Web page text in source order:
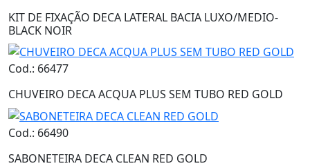
KIT DE FIXAÇÃO DECA LATERAL BACIA LUXO/MEDIO-
BLACK NOIR
Cod.: 66477
CHUVEIRO DECA ACQUA PLUS SEM TUBO RED GOLD
Cod.: 66490
SABONETEIRA DECA CLEAN RED GOLD